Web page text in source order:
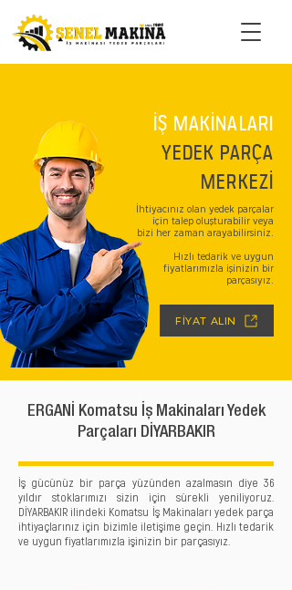
İŞ MAKİNALARI
YEDEK PARÇA
MERKEZİ
İhtiyacınız olan yedek parçalar
için talep oluşturabilir veya
bizi her zaman arayabilirsiniz.
Hızlı tedarik ve uygun
fiyatlarımızla işinizin bir
parçasıyız.
FİYAT ALIN
ERGANİ Komatsu İş Makinaları Yedek
Parçaları DİYARBAKIR
İş gücünüz bir parça yüzünden azalmasın diye 36
yıldır stoklarımızı sizin için sürekli yeniliyoruz.
DİYARBAKIR ilindeki Komatsu İş Makinaları yedek parça
ihtiyaçlarınız için bizimle iletişime geçin. Hızlı tedarik
ve uygun fiyatlarımızla işinizin bir parçasıyız.